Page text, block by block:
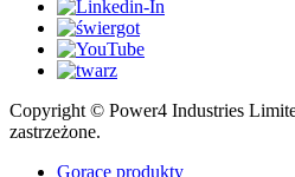
Copyright © Power4 Industries
zastrzeżone.
Gorące produkty